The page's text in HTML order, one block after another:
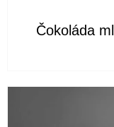
Čokoláda